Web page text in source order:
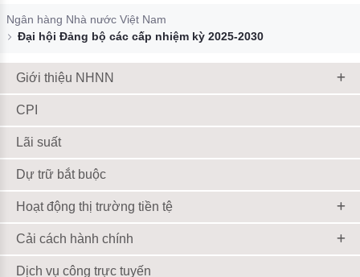
Đào tạo ISO
Ngân hàng Nhà nước Việt Nam
Đại hội Đảng bộ các cấp nhiệm kỳ 2025-2030
Giới thiệu NHNN
CPI
Lãi suất
Dự trữ bắt buộc
Hoạt động thị trường tiền tệ
Cải cách hành chính
Dịch vụ công trực tuyến